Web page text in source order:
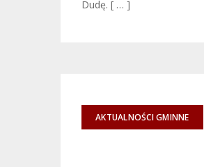
Dudę. [ … ]
AKTUALNOŚCI GMINNE